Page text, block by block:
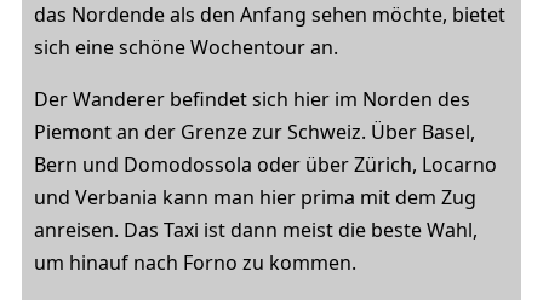
das Nordende als den Anfang sehen möchte, bietet
sich eine schöne Wochentour an.
Der Wanderer befindet sich hier im Norden des
Piemont an der Grenze zur Schweiz. Über Basel,
Bern und Domodossola oder über Zürich, Locarno
und Verbania kann man hier prima mit dem Zug
anreisen. Das Taxi ist dann meist die beste Wahl,
um hinauf nach Forno zu kommen.